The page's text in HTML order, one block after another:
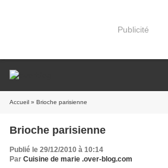
Publicité
Accueil » Brioche parisienne
Brioche parisienne
Publié le 29/12/2010 à 10:14
Par Cuisine de marie .over-blog.com